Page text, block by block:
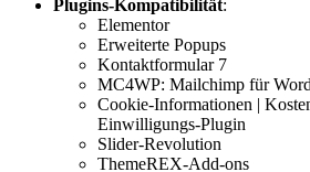
Plugins-Kompatibilität:
Elementor
Erweiterte Popups
Kontaktformular 7
MC4WP: Mailchimp für
Cookie-Informationen |
Einwilligungs-Plugin
Slider-Revolution
ThemeREX-Add-ons